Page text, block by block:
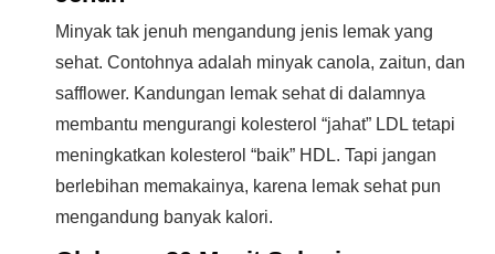
Minyak tak jenuh mengandung jenis lemak yang
sehat. Contohnya adalah minyak canola, zaitun, dan
safflower. Kandungan lemak sehat di dalamnya
membantu mengurangi kolesterol “jahat” LDL tetapi
meningkatkan kolesterol “baik” HDL. Tapi jangan
berlebihan memakainya, karena lemak sehat pun
mengandung banyak kalori.